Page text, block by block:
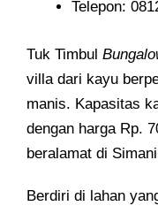
Telepon:
Tuk Timbul
villa dari kayu
manis. Kapasitas
dengan harga Rp.
beralamat di
Berdiri di lahan